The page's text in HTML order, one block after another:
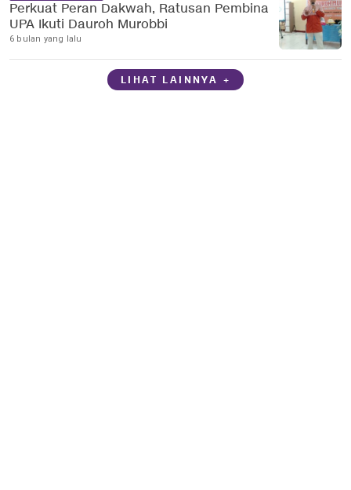
Perkuat Peran Dakwah, Ratusan Pembina
UPA Ikuti Dauroh Murobbi
6 bulan yang lalu
LIHAT LAINNYA +